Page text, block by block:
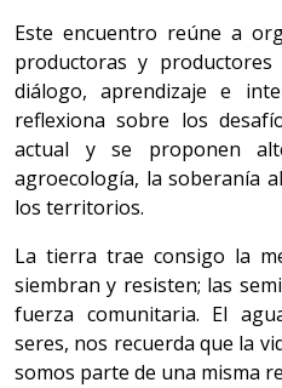
Este encuentro reúne a
productoras y
diálogo, aprendizaje e
reflexiona sobre los
actual y se proponen
agroecología, la soberanía
los territorios.
La tierra trae consigo la
siembran y resisten; las
fuerza comunitaria. El
seres, nos recuerda que la
somos parte de una misma